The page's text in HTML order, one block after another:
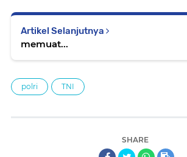
Artikel Selanjutnya
memuat...
polri TNI
SHARE